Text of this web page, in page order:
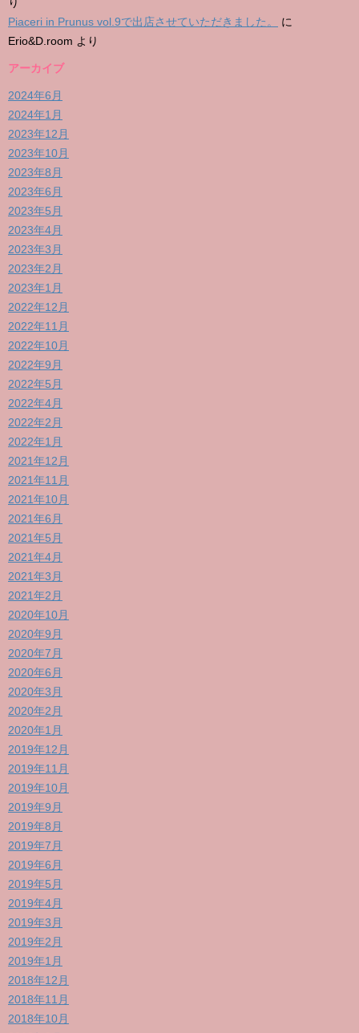
Piaceri in Prunus vol.9で出店させていただきました。
に
Erio&D.room より
アーカイブ
2024年6月
2024年1月
2023年12月
2023年10月
2023年8月
2023年6月
2023年5月
2023年4月
2023年3月
2023年2月
2023年1月
2022年12月
2022年11月
2022年10月
2022年9月
2022年5月
2022年4月
2022年2月
2022年1月
2021年12月
2021年11月
2021年10月
2021年6月
2021年5月
2021年4月
2021年3月
2021年2月
2020年10月
2020年9月
2020年7月
2020年6月
2020年3月
2020年2月
2020年1月
2019年12月
2019年11月
2019年10月
2019年9月
2019年8月
2019年7月
2019年6月
2019年5月
2019年4月
2019年3月
2019年2月
2019年1月
2018年12月
2018年11月
2018年10月